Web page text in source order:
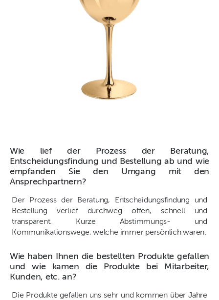
Wie lief der Prozess der Beratung,
Entscheidungsfindung und Bestellung ab und wie
empfanden Sie den Umgang mit den
Ansprechpartnern?
Der Prozess der Beratung, Entscheidungsfindung und
Bestellung verlief durchweg offen, schnell und
transparent. Kurze Abstimmungs- und
Kommunikationswege, welche immer persönlich waren.
Wie haben Ihnen die bestellten Produkte gefallen
und wie kamen die Produkte bei Mitarbeiter,
Kunden, etc. an?
Die Produkte gefallen uns sehr und kommen über Jahre